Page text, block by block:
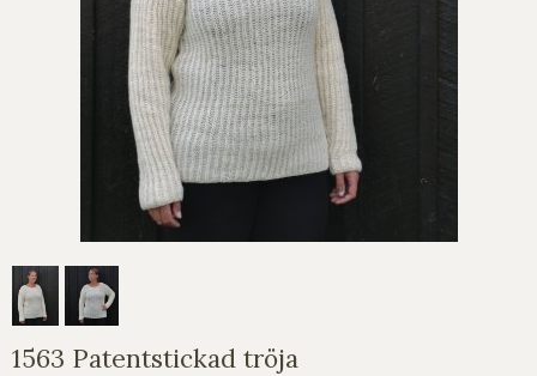
1563 Patentstickad tröja